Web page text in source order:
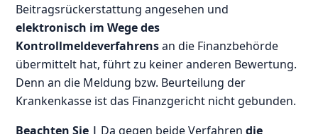
Beitragsrückerstattung angesehen und
elektronisch im Wege des
Kontrollmeldeverfahrensan die Finanzbehörde
übermittelt hat, führt zu keiner anderen Bewertung.
Denn an die Meldung bzw. Beurteilung der
Krankenkasse ist das Finanzgericht nicht gebunden.
Beachten Sie | Da gegen beide Verfahrendie